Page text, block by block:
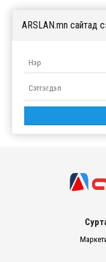
ARSLAN.mn сайтад